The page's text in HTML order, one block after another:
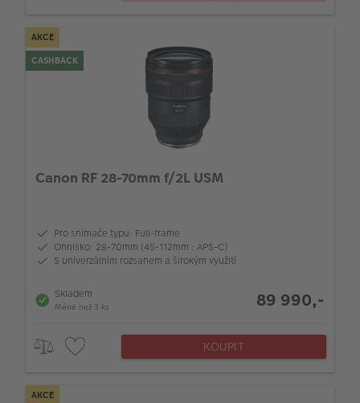
AKCE
CASHBACK
Canon RF 28-70mm f/2L USM
Pro snímače typu: Full-frame
Ohnisko: 28-70mm (45-112mm : APS-C)
S univerzálním rozsahem a širokým využití
Skladem
Méně než 3 ks 89 990,-
KOUPIT
AKCE